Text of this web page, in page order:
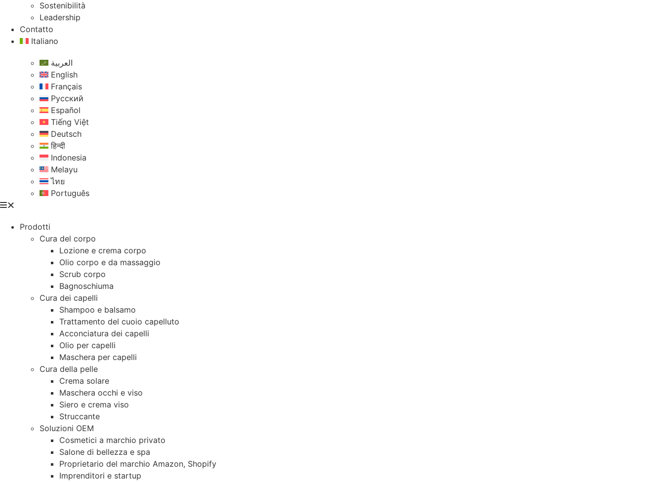
Sostenibilità
Leadership
Contatto
Italiano
العربية
English
Français
Русский
Español
Tiếng Việt
Deutsch
हिन्दी
Indonesia
Melayu
ไทย
Português
Prodotti
Cura del corpo
Lozione e crema corpo
Olio corpo e da massaggio
Scrub corpo
Bagnoschiuma
Cura dei capelli
Shampoo e balsamo
Trattamento del cuoio capelluto
Acconciatura dei capelli
Olio per capelli
Maschera per capelli
Cura della pelle
Crema solare
Maschera occhi e viso
Siero e crema viso
Struccante
Soluzioni OEM
Cosmetici a marchio privato
Salone di bellezza e spa
Proprietario del marchio Amazon, Shopify
Imprenditori e startup